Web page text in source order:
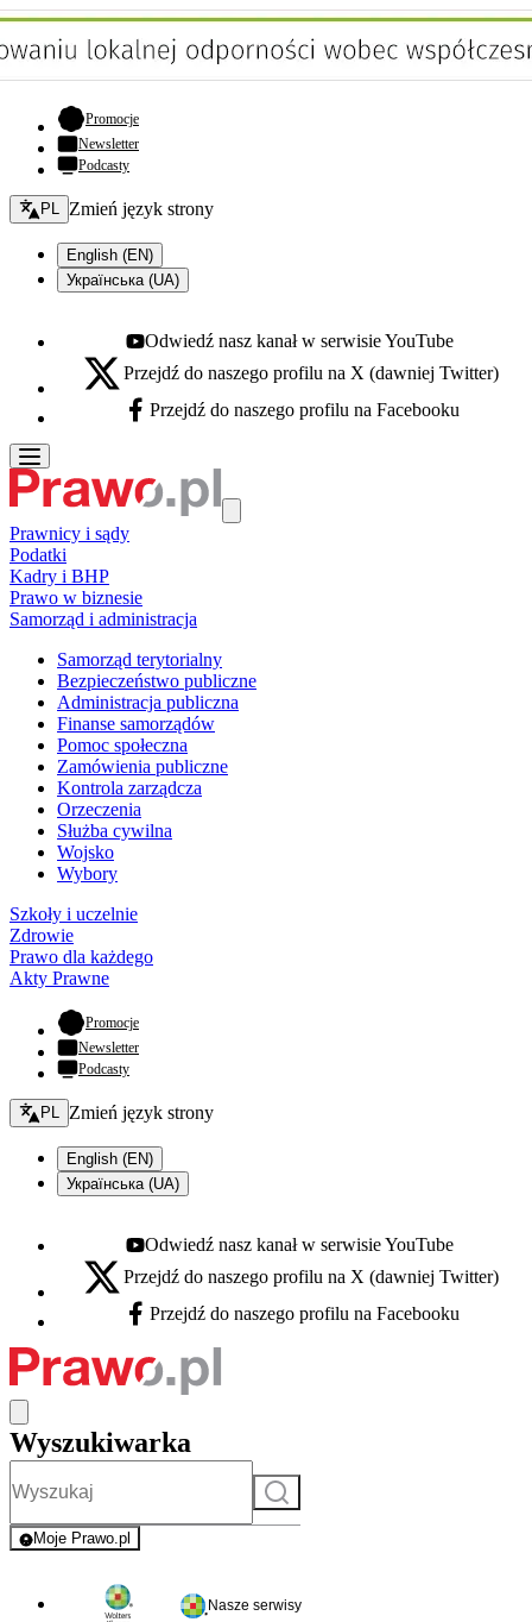
Promocje- otwiera się w nowej karcie
Newsletter
Podcasty
Zmień język - bieżący:
PL Zmień język strony
English (EN)
Українська (UA)
Youtube - otwiera się w nowej karcie
Odwiedź nasz kanał w serwisie YouTube
X - otwiera się w nowej karcie
Przejdź do naszego profilu na X (dawniej Twitter)
Facebook - otwiera się w nowej karcie
Przejdź do naszego profilu na Facebooku
Prawnicy i sądy
Podatki
Kadry i BHP
Prawo w biznesie
Samorząd i administracja
Samorząd terytorialny
Bezpieczeństwo publiczne
Administracja publiczna
Finanse samorządów
Pomoc społeczna
Zamówienia publiczne
Kontrola zarządcza
Orzeczenia
Służba cywilna
Wojsko
Wybory
Szkoły i uczelnie
Zdrowie
Prawo dla każdego
Akty Prawne
Promocje- otwiera się w nowej karcie
Newsletter
Podcasty
Zmień język - bieżący:
PL Zmień język strony
English (EN)
Українська (UA)
Youtube - otwiera się w nowej karcie
Odwiedź nasz kanał w serwisie YouTube
X - otwiera się w nowej karcie
Przejdź do naszego profilu na X (dawniej Twitter)
Facebook - otwiera się w nowej karcie
Przejdź do naszego profilu na Facebooku
Wyszukiwarka
Szukaj
Moje Prawo.pl
- rejestracja i logowanie do serwisu
Nasze serwisy